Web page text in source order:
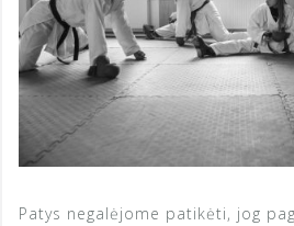
Patys negalėjome patikėti, jog